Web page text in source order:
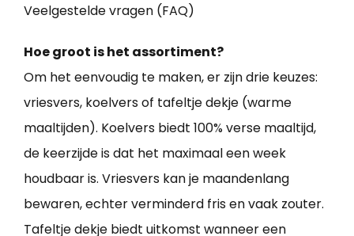
Veelgestelde vragen (FAQ)
Hoe groot is het assortiment?
Om het eenvoudig te maken, er zijn drie keuzes:
vriesvers, koelvers of tafeltje dekje (warme
maaltijden). Koelvers biedt 100% verse maaltijd,
de keerzijde is dat het maximaal een week
houdbaar is. Vriesvers kan je maandenlang
bewaren, echter verminderd fris en vaak zouter.
Tafeltje dekje biedt uitkomst wanneer een